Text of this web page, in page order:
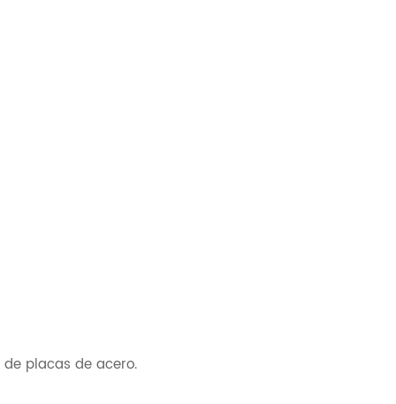
placas de acero.